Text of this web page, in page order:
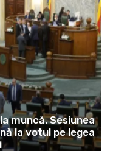
muncă. Sesiunea
la votul pe legea